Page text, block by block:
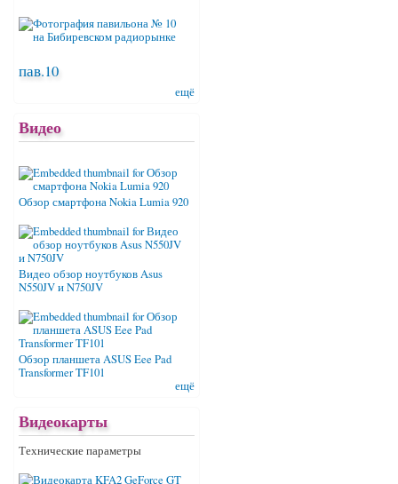
пав.10
ещё
Видео
Обзор смартфона Nokia Lumia 920
Видео обзор ноутбуков Asus
N550JV и N750JV
Обзор планшета ASUS Eee Pad
Transformer TF101
ещё
Видеокарты
Технические параметры